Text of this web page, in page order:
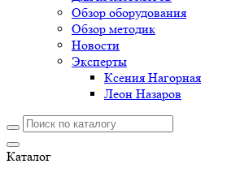
Обзор оборудования
Обзор методик
Новости
Эксперты
Ксения Нагорная
Леон Назаров
Каталог